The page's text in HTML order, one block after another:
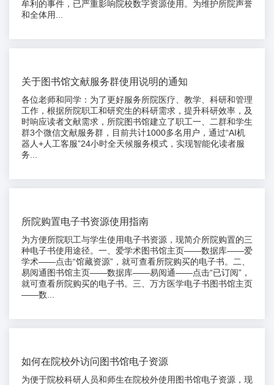
牟利的事件，已严重影响院校数字资源使用。为维护所院声誉
和全体用...
关于图书馆文献服务群使用说明的通知
各位老师和同学：为了更好服务所院医疗、教学、科研和管理
工作，根据所院职工和研究生的科研需求，提升科研效率，及
时响应读者文献需求，所院图书馆建立了职工一、二群和学生
群3个微信文献服务群，目前共计1000多名用户，通过“AI机
器人+人工客服”24小时全天候服务模式，实现智能化读者服
务...
所院购置电子书资源使用指南
为方便所院职工与学生使用电子书资源，现简介所院购置的三
种电子书使用途径。一、爱学术图书馆主页——数据库——爱
学术——点击“馆藏资源”，就可查看所院购买的电子书。二、
易阅通图书馆主页——数据库——易阅通——点击“已订阅”，
就可查看所院购买的电子书。三、万方医学电子书图书馆主页
——数...
如何在院校外访问图书馆电子资源
为便于院校科研人员和师生在院校外使用图书馆电子资源，现